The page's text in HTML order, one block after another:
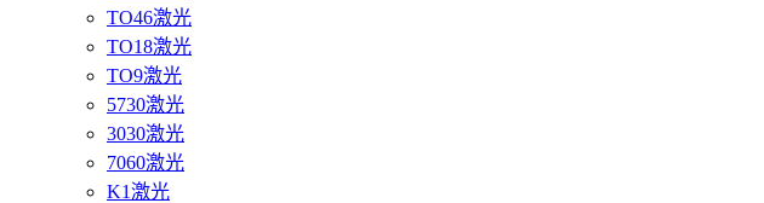
TO46激光
TO18激光
TO9激光
5730激光
3030激光
7060激光
K1激光